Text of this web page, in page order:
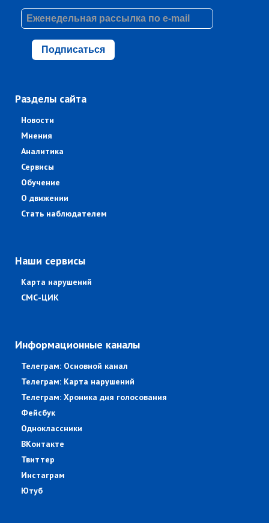
Подписаться
Разделы сайта
Новости
Мнения
Аналитика
Сервисы
Обучение
О движении
Стать наблюдателем
Наши сервисы
Карта нарушений
СМС-ЦИК
Информационные каналы
Телеграм: Основной канал
Телеграм: Карта нарушений
Телеграм: Хроника дня голосования
Фейсбук
Одноклассники
ВКонтакте
Твиттер
Инстаграм
Ютуб